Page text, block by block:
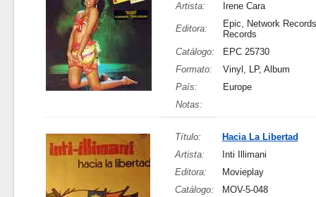
Artista:
Irene Cara
Editora:
Epic, Network
Records
Catálogo:
EPC 25730
Formato:
Vinyl, LP, Album
País:
Europe
Notas:
Título:
Hacia La Libertad
Artista:
Inti Illimani
Editora:
Movieplay
Catálogo:
MOV-5-048